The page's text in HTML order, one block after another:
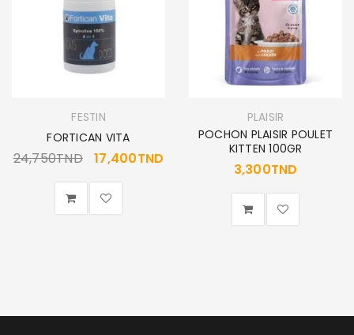
FESTIN
FORTICAN VITA
24,750TND 17,400TND
PLAISIR
POCHON PLAISIR POULET
KITTEN 100GR
3,300TND